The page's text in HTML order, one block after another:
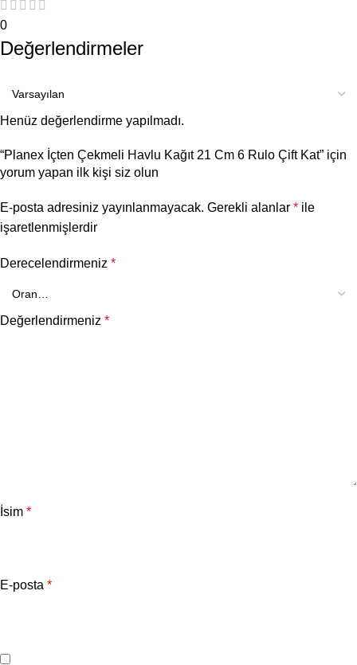
0
Değerlendirmeler
Henüz değerlendirme yapılmadı.
“Planex İçten Çekmeli Havlu Kağıt 21 Cm 6 Rulo Çift Kat” için
yorum yapan ilk kişi siz olun
E-posta adresiniz yayınlanmayacak. Gerekli alanlar * ile
işaretlenmişlerdir
Derecelendirmeniz *
Değerlendirmeniz *
İsim *
E-posta *